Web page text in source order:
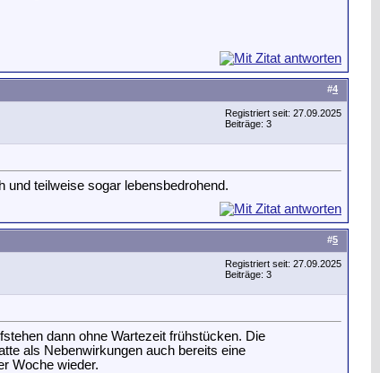
#4
Registriert seit: 27.09.2025
Beiträge: 3
und teilweise sogar lebensbedrohend.
#5
Registriert seit: 27.09.2025
Beiträge: 3
dann ohne Wartezeit frühstücken. Die
als Nebenwirkungen auch bereits eine
Woche wieder.